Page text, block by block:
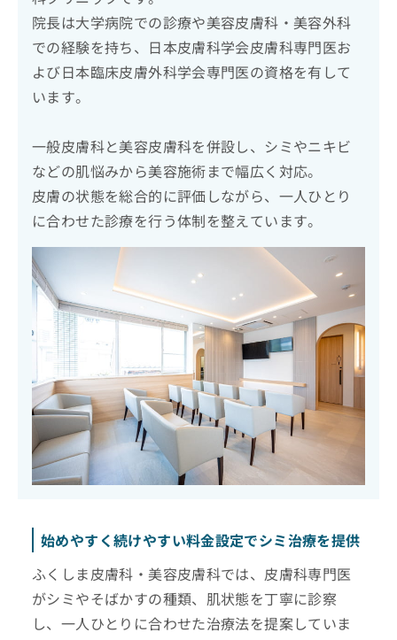
院長は大学病院での診療や美容皮膚科・美容外科
での経験を持ち、日本皮膚科学会皮膚科専門医お
よび日本臨床皮膚外科学会専門医の資格を有して
います。
一般皮膚科と美容皮膚科を併設し、シミやニキビ
などの肌悩みから美容施術まで幅広く対応。
皮膚の状態を総合的に評価しながら、一人ひとり
に合わせた診療を行う体制を整えています。
始めやすく続けやすい料金設定でシミ治療を提供
ふくしま皮膚科・美容皮膚科では、皮膚科専門医
がシミやそばかすの種類、肌状態を丁寧に診察
し、一人ひとりに合わせた治療法を提案していま